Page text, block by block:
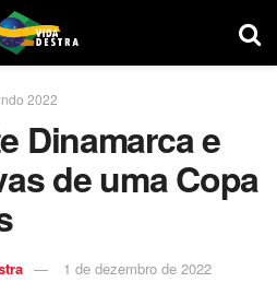
2022
Dinamarca e
de uma Copa
1 de dezembro de 2022